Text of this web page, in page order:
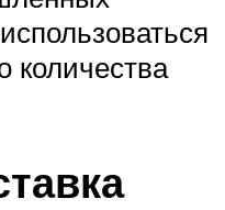
количества